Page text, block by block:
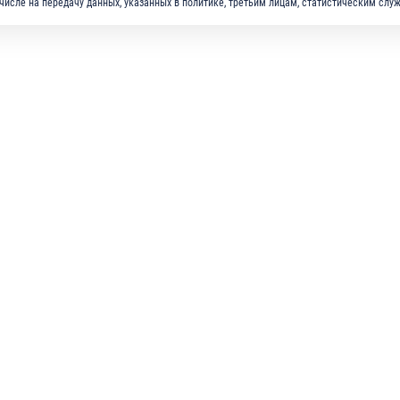
на передачу данных, указанных в политике, третьим лицам, статистическим